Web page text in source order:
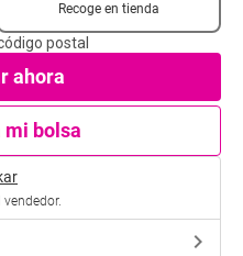
Recoge en tienda
postal
ahora
mi bolsa
chevron_right